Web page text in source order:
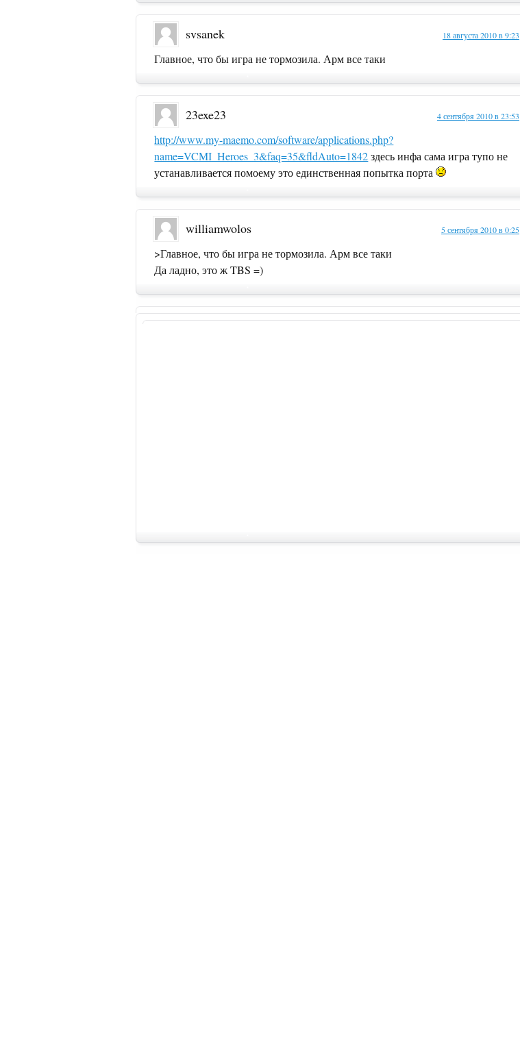
svsanek 18 августа 2010 в 9:23
Главное, что бы игра не тормозила. Арм все таки
23exe23 4 сентября 2010 в 23:53
http://www.my-maemo.com/software/applications.php?
name=VCMI_Heroes_3&faq=35&fldAuto=1842здесь инфа сама игра тупо не
устанавливается помоему это единственная попытка порта
williamwolos 5 сентября 2010 в 0:25
>Главное, что бы игра не тормозила. Арм все таки
Да ладно, это ж TBS =)